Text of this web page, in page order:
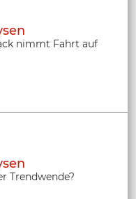
nimmt Fahrt auf
Trendwende?